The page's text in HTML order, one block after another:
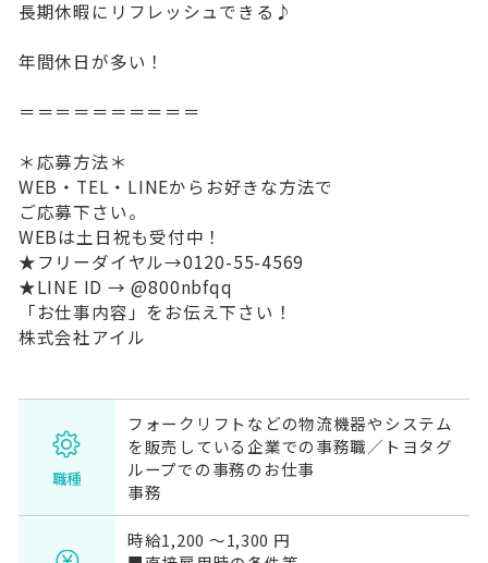
長期休暇にリフレッシュできる♪
年間休日が多い！
＝＝＝＝＝＝＝＝＝＝
＊応募方法＊
WEB・TEL・LINEからお好きな方法で
ご応募下さい。
WEBは土日祝も受付中！
★フリーダイヤル→0120-55-4569
★LINE ID → @800nbfqq
「お仕事内容」をお伝え下さい！
株式会社アイル
職種
フォークリフトなどの物流機器やシステム
を販売している企業での事務職／トヨタグ
ループでの事務のお仕事
事務
時給1,200 〜1,300 円